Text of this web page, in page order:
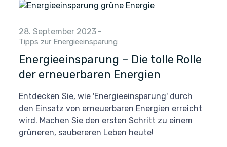
28. September 2023 -
Tipps zur Energieeinsparung
Energieeinsparung – Die tolle Rolle
der erneuerbaren Energien
Entdecken Sie, wie 'Energieeinsparung' durch
den Einsatz von erneuerbaren Energien erreicht
wird. Machen Sie den ersten Schritt zu einem
grüneren, saubereren Leben heute!